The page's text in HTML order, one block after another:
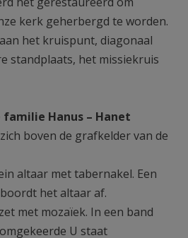
kerk geherbergd te worden.
het kruispunt, diagonaal
standplaats, het missiekruis
Hanus – Hanet
boven de grafkelder van de
altaar met tabernakel. Een
het altaar af.
met mozaïek. In een band
U staat